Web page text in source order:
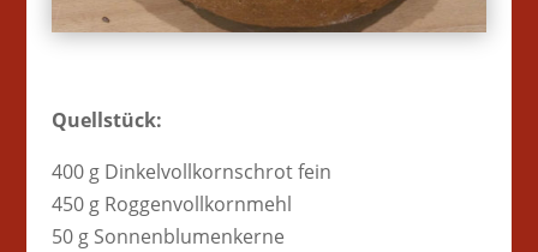
Quellstück:
400 g Dinkelvollkornschrot fein
450 g Roggenvollkornmehl
50 g Sonnenblumenkerne